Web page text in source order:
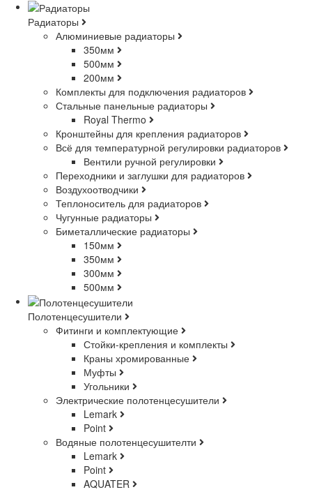
Радиаторы
Алюминиевые радиаторы
350мм
500мм
200мм
Комплекты для подключения радиаторов
Стальные панельные радиаторы
Royal Thermo
Кронштейны для крепления радиаторов
Всё для температурной регулировки радиаторов
Вентили ручной регулировки
Переходники и заглушки для радиаторов
Воздухоотводчики
Теплоноситель для радиаторов
Чугунные радиаторы
Биметаллические радиаторы
150мм
350мм
300мм
500мм
Полотенцесушители
Фитинги и комплектующие
Стойки-крепления и комплекты
Краны хромированные
Муфты
Угольники
Электрические полотенцесушители
Lemark
Point
Водяные полотенцесушителти
Lemark
Point
AQUATER